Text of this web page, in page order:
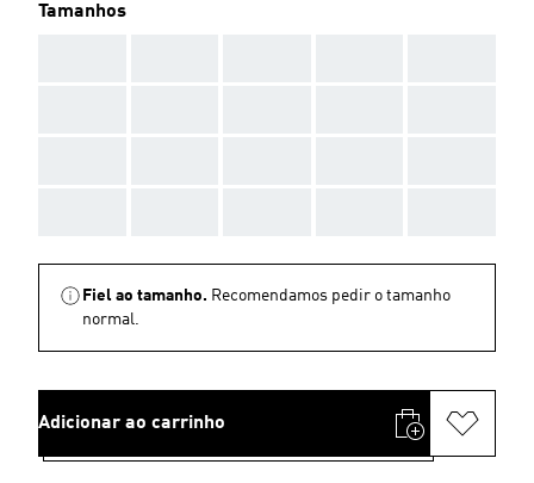
Tamanhos
Fiel ao tamanho. Recomendamos pedir o tamanho
normal.
Adicionar ao carrinho